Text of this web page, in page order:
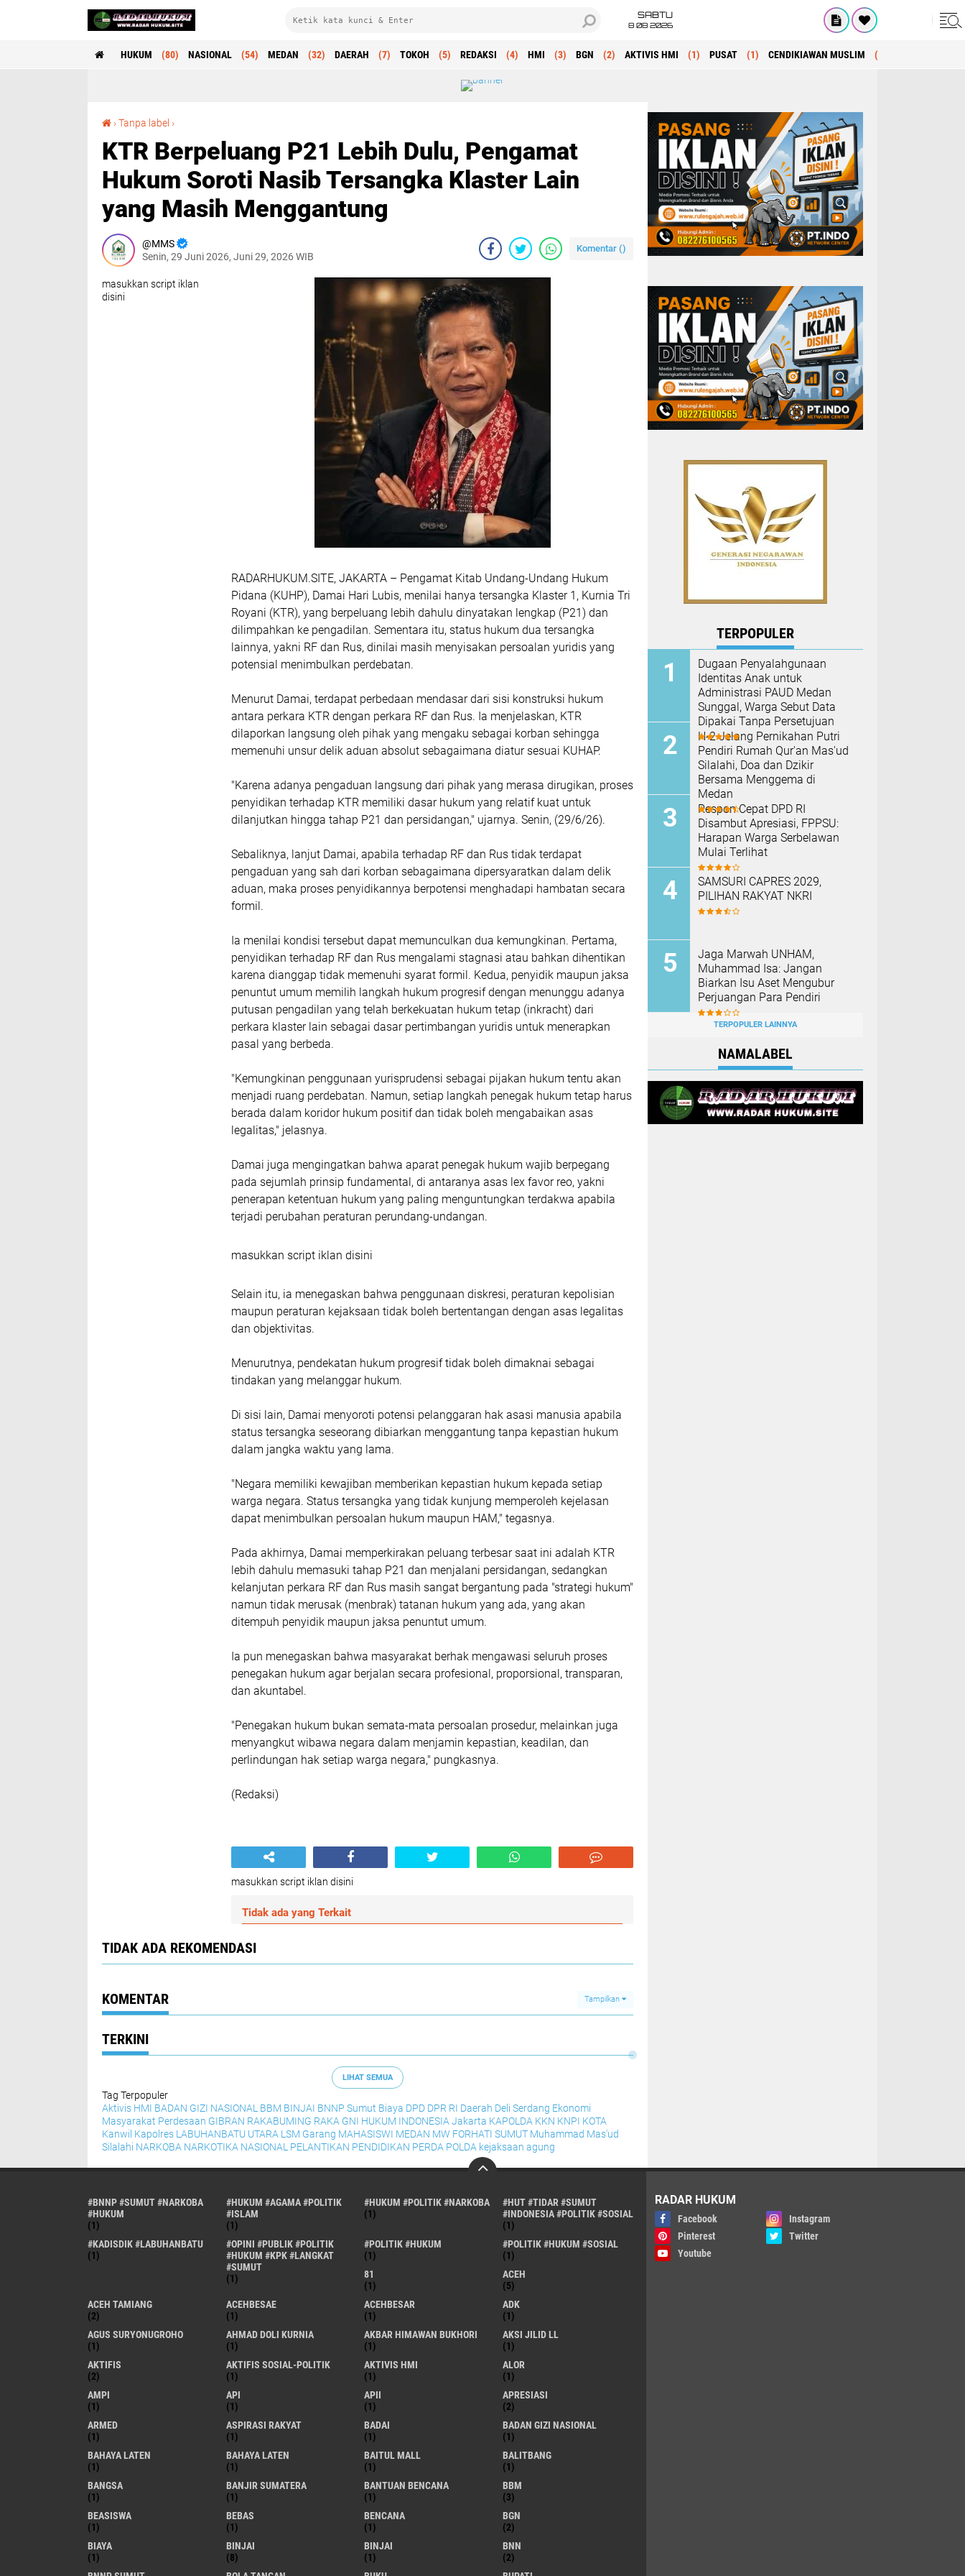
SABTU
8 08 2026
HUKUM (80) NASIONAL (54) MEDAN (32) DAERAH (7) TOKOH (5) REDAKSI (4) HMI (3) BGN (2) AKTIVIS HMI (1) PUSAT (1) CENDIKIAWAN MUSLIM (1)
›Tanpa label ›
KTR Berpeluang P21 Lebih Dulu, Pengamat
Hukum Soroti Nasib Tersangka Klaster Lain
yang Masih Menggantung
MMS
Senin, 29 Juni 2026, Juni 29, 2026 WIB
Komentar ()
masukkan script iklan
disini
RADARHUKUM.SITE, JAKARTA – Pengamat Kitab Undang-Undang Hukum
Pidana (KUHP), Damai Hari Lubis, menilai hanya tersangka Klaster 1, Kurnia Tri
Royani (KTR), yang berpeluang lebih dahulu dinyatakan lengkap (P21) dan
dilimpahkan ke pengadilan. Sementara itu, status hukum dua tersangka
lainnya, yakni RF dan Rus, dinilai masih menyisakan persoalan yuridis yang
potensial menimbulkan perdebatan.
Menurut Damai, terdapat perbedaan mendasar dari sisi konstruksi hukum
antara perkara KTR dengan perkara RF dan Rus. Ia menjelaskan, KTR
dilaporkan langsung oleh pihak yang mengaku sebagai korban sehingga
memenuhi unsur delik aduan absolut sebagaimana diatur sesuai KUHAP.
"Karena adanya pengaduan langsung dari pihak yang merasa dirugikan, proses
penyidikan terhadap KTR memiliki dasar hukum yang relatif kuat untuk
dilanjutkan hingga tahap P21 dan persidangan," ujarnya. Senin, (29/6/26).
Sebaliknya, lanjut Damai, apabila terhadap RF dan Rus tidak terdapat
pengaduan yang sah dari korban sebagaimana dipersyaratkan dalam delik
aduan, maka proses penyidikannya berpotensi menghadapi hambatan secara
formil.
Ia menilai kondisi tersebut dapat memunculkan dua kemungkinan. Pertama,
penyidikan terhadap RF dan Rus mengalami stagnasi atau bahkan dihentikan
karena dianggap tidak memenuhi syarat formil. Kedua, penyidik maupun jaksa
penuntut umum memilih langkah hukum progresif dengan menunggu adanya
putusan pengadilan yang telah berkekuatan hukum tetap (inkracht) dari
perkara klaster lain sebagai dasar pertimbangan yuridis untuk menerapkan
pasal yang berbeda.
"Kemungkinan penggunaan yurisprudensi sebagai pijakan hukum tentu akan
menjadi ruang perdebatan. Namun, setiap langkah penegak hukum tetap harus
berada dalam koridor hukum positif dan tidak boleh mengabaikan asas
legalitas," jelasnya.
Damai juga mengingatkan bahwa aparat penegak hukum wajib berpegang
pada sejumlah prinsip fundamental, di antaranya asas lex favor reo, yakni
penerapan ketentuan hukum yang paling menguntungkan terdakwa apabila
terjadi perubahan peraturan perundang-undangan.
masukkan script iklan disini
Selain itu, ia menegaskan bahwa penggunaan diskresi, peraturan kepolisian
maupun peraturan kejaksaan tidak boleh bertentangan dengan asas legalitas
dan objektivitas.
Menurutnya, pendekatan hukum progresif tidak boleh dimaknai sebagai
tindakan yang melanggar hukum.
Di sisi lain, Damai menyoroti potensi pelanggaran hak asasi manusia apabila
status tersangka seseorang dibiarkan menggantung tanpa kepastian hukum
dalam jangka waktu yang lama.
"Negara memiliki kewajiban memberikan kepastian hukum kepada setiap
warga negara. Status tersangka yang tidak kunjung memperoleh kejelasan
dapat menimbulkan persoalan hukum maupun HAM," tegasnya.
Pada akhirnya, Damai memperkirakan peluang terbesar saat ini adalah KTR
lebih dahulu memasuki tahap P21 dan menjalani persidangan, sedangkan
kelanjutan perkara RF dan Rus masih sangat bergantung pada "strategi hukum"
namun tidak merusak (menbrak) tatanan hukum yang ada, yang akan
ditempuh penyidik maupun jaksa penuntut umum.
Ia pun menegaskan bahwa masyarakat berhak mengawasi seluruh proses
penegakan hukum agar berjalan secara profesional, proporsional, transparan,
dan akuntabel.
"Penegakan hukum bukan semata-mata persoalan prosedur, melainkan juga
menyangkut wibawa negara dalam menjamin kepastian, keadilan, dan
perlindungan hak setiap warga negara," pungkasnya.
(Redaksi)
masukkan script iklan disini
Tidak ada yang Terkait
TIDAK ADA REKOMENDASI
KOMENTAR Tampilkan
TERKINI
LIHAT SEMUA
Tag Terpopuler
Aktivis HMI BADAN GIZI NASIONAL BBM BINJAI BNNP Sumut Biaya DPD DPR RI Daerah Deli Serdang Ekonomi
Masyarakat Perdesaan GIBRAN RAKABUMING RAKA GNI HUKUM INDONESIA Jakarta KAPOLDA KKN KNPI KOTA
Kanwil Kapolres LABUHANBATU UTARA LSM Garang MAHASISWI MEDAN MW FORHATI SUMUT Muhammad Mas'ud
Silalahi NARKOBA NARKOTIKA NASIONAL PELANTIKAN PENDIDIKAN PERDA POLDA kejaksaan agung
TERPOPULER
Dugaan Penyalahgunaan
Identitas Anak untuk
Administrasi PAUD Medan
Sunggal, Warga Sebut Data
Dipakai Tanpa Persetujuan
H-2 Jelang Pernikahan Putri
Pendiri Rumah Qur'an Mas'ud
Silalahi, Doa dan Dzikir
Bersama Menggema di
Medan
Respon Cepat DPD RI
Disambut Apresiasi, FPPSU:
Harapan Warga Serbelawan
Mulai Terlihat
SAMSURI CAPRES 2029,
PILIHAN RAKYAT NKRI
Jaga Marwah UNHAM,
Muhammad Isa: Jangan
Biarkan Isu Aset Mengubur
Perjuangan Para Pendiri
TERPOPULER LAINNYA
NAMALABEL
#BNNP #SUMUT #NARKOBA
#HUKUM
(1)
#HUKUM #AGAMA #POLITIK
#ISLAM
(1)
#HUKUM #POLITIK #NARKOBA
(1)
#HUT #TIDAR #SUMUT
#INDONESIA #POLITIK #SOSIAL
(1)
#KADISDIK #LABUHANBATU
(1)
#OPINI #PUBLIK #POLITIK
#HUKUM #KPK #LANGKAT
#SUMUT
(1)
#POLITIK #HUKUM
(1)
#POLITIK #HUKUM #SOSIAL
(1)
81
(1)
ACEH
(5)
ACEH TAMIANG
(2)
ACEHBESAE
(1)
ACEHBESAR
(1)
ADK
(1)
AGUS SURYONUGROHO
(1)
AHMAD DOLI KURNIA
(1)
AKBAR HIMAWAN BUKHORI
(1)
AKSI JILID LL
(1)
AKTIFIS
(2)
AKTIFIS SOSIAL-POLITIK
(1)
AKTIVIS HMI
(1)
ALOR
(1)
AMPI
(1)
API
(1)
APII
(1)
APRESIASI
(2)
ARMED
(1)
ASPIRASI RAKYAT
(1)
BADAI
(1)
BADAN GIZI NASIONAL
(1)
BAHAYA LATEN
(1)
BAHAYA LATEN
(1)
BAITUL MALL
(1)
BALITBANG
(1)
BANGSA
(1)
BANJIR SUMATERA
(1)
BANTUAN BENCANA
(1)
BBM
(3)
BEASISWA
(1)
BEBAS
(1)
BENCANA
(1)
BGN
(2)
BIAYA
(1)
BINJAI
(8)
BINJAI
(1)
BNN
(2)
RADAR HUKUM
Facebook
Instagram
Pinterest
Twitter
Youtube